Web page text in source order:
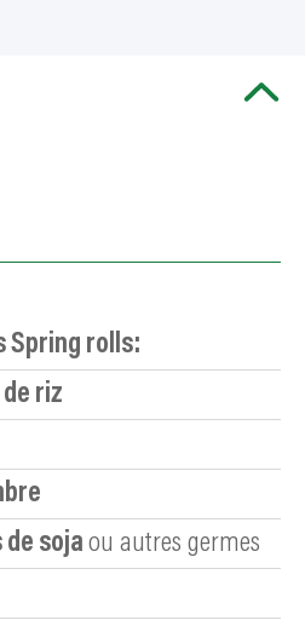
Spring rolls:
riz
soja ou autres germes